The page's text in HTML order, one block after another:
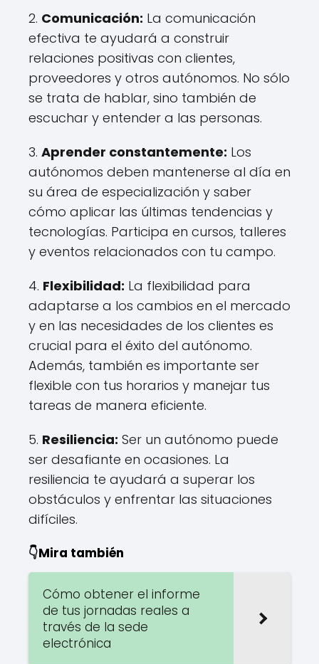
2. Comunicación: La comunicación
efectiva te ayudará a construir
relaciones positivas con clientes,
proveedores y otros autónomos. No sólo
se trata de hablar, sino también de
escuchar y entender a las personas.
3. Aprender constantemente: Los
autónomos deben mantenerse al día en
su área de especialización y saber
cómo aplicar las últimas tendencias y
tecnologías. Participa en cursos, talleres
y eventos relacionados con tu campo.
4. Flexibilidad: La flexibilidad para
adaptarse a los cambios en el mercado
y en las necesidades de los clientes es
crucial para el éxito del autónomo.
Además, también es importante ser
flexible con tus horarios y manejar tus
tareas de manera eficiente.
5. Resiliencia: Ser un autónomo puede
ser desafiante en ocasiones. La
resiliencia te ayudará a superar los
obstáculos y enfrentar las situaciones
difíciles.
👇Mira también
Cómo obtener el informe
de tus jornadas reales a
través de la sede
electrónica